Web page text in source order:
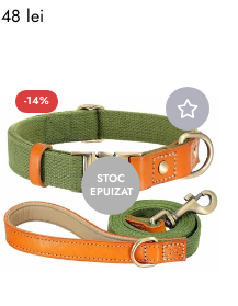
Preț
48 lei
-14%
STOC
EPUIZAT